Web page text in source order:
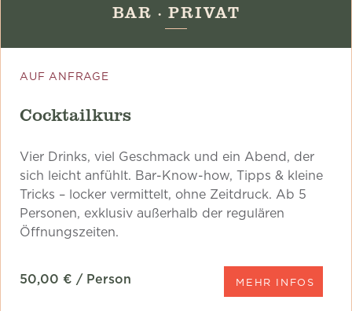
BAR · PRIVAT
AUF ANFRAGE
Cocktailkurs
Vier Drinks, viel Geschmack und ein Abend, der
sich leicht anfühlt. Bar-Know-how, Tipps & kleine
Tricks – locker vermittelt, ohne Zeitdruck. Ab 5
Personen, exklusiv außerhalb der regulären
Öffnungszeiten.
50,00 € / Person MEHR INFOS